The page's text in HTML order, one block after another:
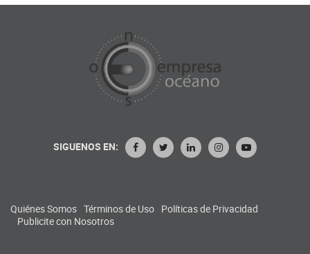
SIGUENOS EN:
Quiénes Somos Términos de Uso Políticas de Privacidad
Publicite con Nosotros